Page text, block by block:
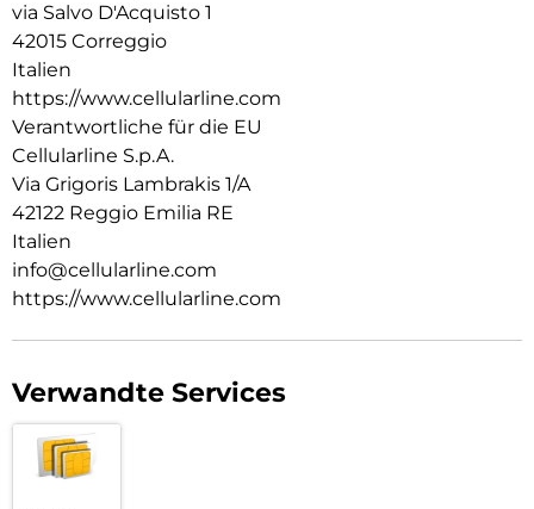
via Salvo D'Acquisto 1
42015 Correggio
Italien
https://www.cellularline.com
Verantwortliche für die EU
Cellularline S.p.A.
Via Grigoris Lambrakis 1/A
42122 Reggio Emilia RE
Italien
info@cellularline.com
https://www.cellularline.com
Verwandte Services